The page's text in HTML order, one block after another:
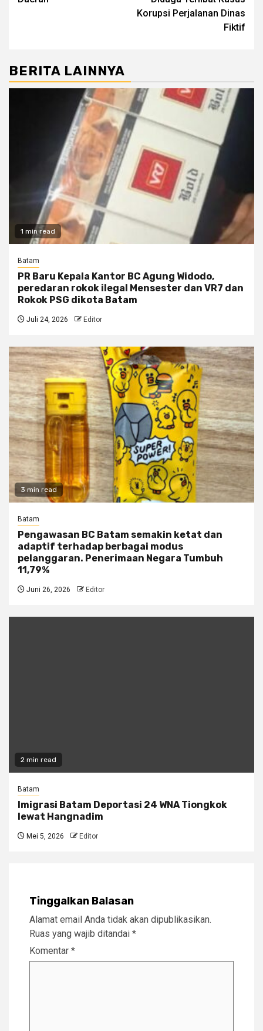
Korupsi Perjalanan Dinas
Fiktif
BERITA LAINNYA
1 min read
Batam
PR Baru Kepala Kantor BC Agung Widodo,
peredaran rokok ilegal Mensester dan VR7 dan
Rokok PSG dikota Batam
Juli 24, 2026 Editor
3 min read
Batam
Pengawasan BC Batam semakin ketat dan
adaptif terhadap berbagai modus
pelanggaran. Penerimaan Negara Tumbuh
11,79%
Juni 26, 2026 Editor
2 min read
Batam
Imigrasi Batam Deportasi 24 WNA Tiongkok
lewat Hangnadim
Mei 5, 2026 Editor
Tinggalkan Balasan
Alamat email Anda tidak akan dipublikasikan.
Ruas yang wajib ditandai *
Komentar *